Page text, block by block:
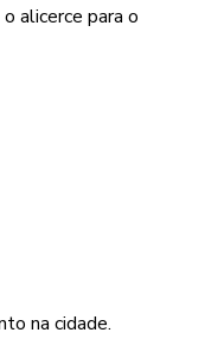
alicerce para o
na cidade.